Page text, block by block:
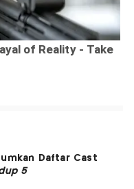
Daftar Cast
5